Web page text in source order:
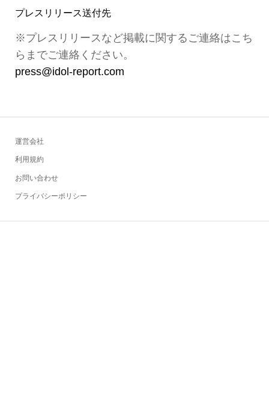
プレスリリース送付先
※プレスリリースなど掲載に関するご連絡はこち
らまでご連絡ください。
press@idol-report.com
運営会社
利用規約
お問い合わせ
プライバシーポリシー